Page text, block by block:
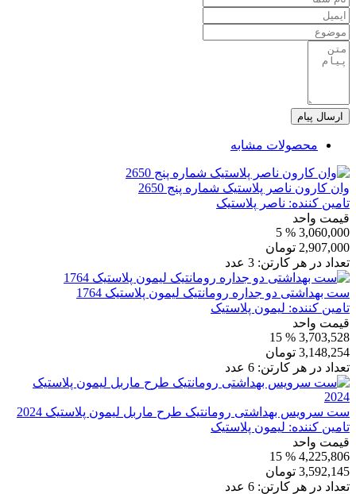
ارسال پیام
محصولات مشابه
وان کارون ناصر پلاستیک شماره پنج 2650
تامین کننده: ناصر پلاستیک
قیمت واحد
3,060,000
% 5
2,907,000 تومان
تعداد در هر کارتن: 3 عدد
ست بهداشتی دو جداره رومانتیک لیمون پلاستیک 1764
تامین کننده: لیمون پلاستیک
قیمت واحد
3,703,528
% 15
3,148,254 تومان
تعداد در هر کارتن: 6 عدد
ست سرویس بهداشتی رومانتیک طرح ماربل لیمون پلاستیک 2024
تامین کننده: لیمون پلاستیک
قیمت واحد
4,225,806
% 15
3,592,145 تومان
تعداد در هر کارتن: 6 عدد